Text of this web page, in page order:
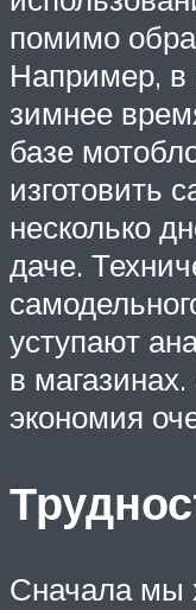
помимо
Например, в
зимнее
базе
изготовить
несколько
даче.
уступают
в
экономия
Сначала мы